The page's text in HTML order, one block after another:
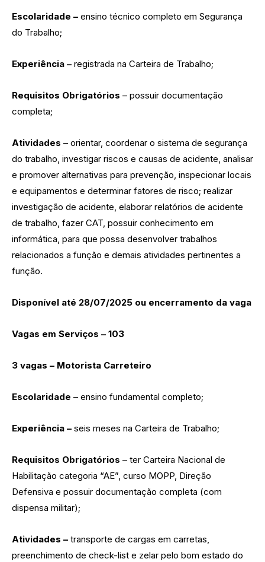
Escolaridade – ensino técnico completo em Segurança
do Trabalho;
Experiência – registrada na Carteira de Trabalho;
Requisitos Obrigatórios – possuir documentação
completa;
Atividades – orientar, coordenar o sistema de segurança
do trabalho, investigar riscos e causas de acidente, analisar
e promover alternativas para prevenção, inspecionar locais
e equipamentos e determinar fatores de risco; realizar
investigação de acidente, elaborar relatórios de acidente
de trabalho, fazer CAT, possuir conhecimento em
informática, para que possa desenvolver trabalhos
relacionados a função e demais atividades pertinentes a
função.
Disponível até 28/07/2025 ou encerramento da vaga
Vagas em Serviços – 103
3 vagas – Motorista Carreteiro
Escolaridade – ensino fundamental completo;
Experiência – seis meses na Carteira de Trabalho;
Requisitos Obrigatórios – ter Carteira Nacional de
Habilitação categoria “AE”, curso MOPP, Direção
Defensiva e possuir documentação completa (com
dispensa militar);
Atividades – transporte de cargas em carretas,
preenchimento de check-list e zelar pelo bom estado do